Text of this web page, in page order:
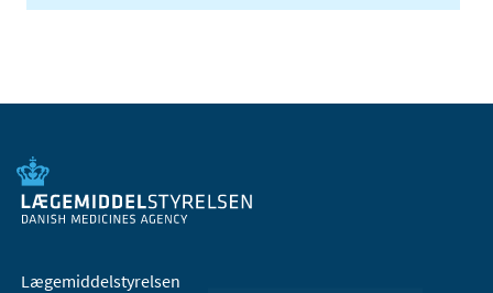
Lægemiddelstyrelsen